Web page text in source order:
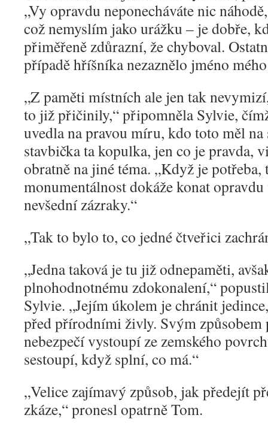
„Vy opravdu neponecháváte nic
což nemyslím jako urážku – je dobře,
přiměřeně zdůrazní, že chyboval.
případě hříšníka nezaznělo jméno
„Z paměti místních ale jen tak
to již přičinily,“ připomněla Sylvie,
uvedla na pravou míru, kdo toto měl
stavbička ta kopulka, jen co je pravda,
obratně na jiné téma. „Když je
monumentálnost dokáže konat
nevšední zázraky.“
„Tak to bylo to, co jedné čtveřici
„Jedna taková je tu již odnepaměti,
plnohodnotnému zdokonalení,“
Sylvie. „Jejím úkolem je chránit
před přírodními živly. Svým způsobem
nebezpečí vystoupí ze zemského
sestoupí, když splní, co má.“
„Velice zajímavý způsob, jak předejít
zkáze,“ pronesl opatrně Tom.